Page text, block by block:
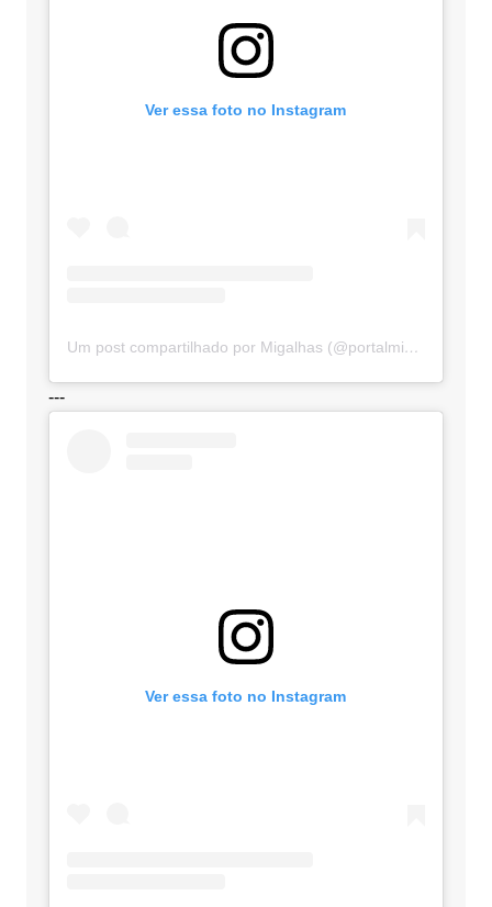
Ver essa foto no Instagram
Um post compartilhado por Migalhas (@portalmigalhas)
---
Ver essa foto no Instagram